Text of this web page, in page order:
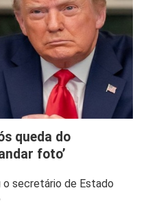
queda do
foto’
secretário de Estado